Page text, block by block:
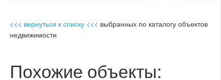
<<< вернуться к списку <<< выбранных по каталогу объектов
недвижимости
Похожие объекты: